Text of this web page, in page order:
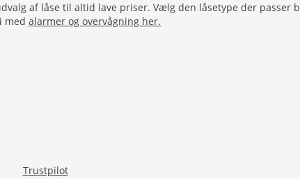
af låse til altid lave priser. Vælg den låsetype der
med alarmer og overvågning her.
Trustpilot